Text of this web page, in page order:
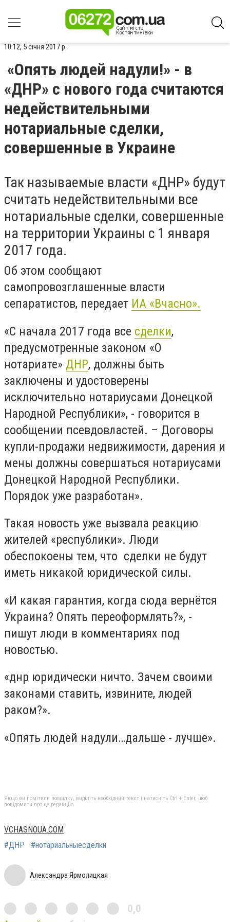
10:12, 5 січня 2017 р.
«Опять людей надули!» - в
«ДНР» с нового года считаются
недействительными
нотариальные сделки,
совершенные в Украине
Так называемые власти «ДНР» будут
считать недействительными все
нотариальные сделки, совершенные
на территории Украины с 1 января
2017 года.
Об этом сообщают
самопровозглашенные власти
сепаратистов, передает ИА «Вчасно».
«С начала 2017 года все сделки,
предусмотренные законом «О
нотариате» ДНР, должны быть
заключены и удостоверены
исключительно нотариусами Донецкой
Народной Республики», - говорится в
сообщении псевдовластей. – Договоры
купли-продажи недвижимости, дарения и
мены должны совершаться нотариусами
Донецкой Народной Республики.
Порядок уже разработан».
Такая новость уже вызвала реакцию
жителей «республики». Люди
обеспокоены тем, что сделки не будут
иметь никакой юридической силы.
«И какая гарантия, когда сюда вернётся
Украина? Опять переоформлять?», -
пишут люди в комментариях под
новостью.
«днр юридически ничто. Зачем своими
законами ставить, извините, людей
раком?».
«Опять людей надули…дальше - лучше».
Якщо ви помітили помилку, виділіть необхідний текст і натисніть Ctrl + Enter, щоб
повідомити про це редакцію
VCHASNOUA.COM
#ДНР
#нотариальныесделки
Александра Ярмолицкая
0,0